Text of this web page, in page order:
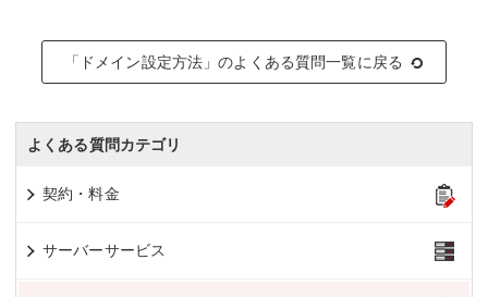
「ドメイン設定方法」のよくある質問一覧に戻る
よくある質問カテゴリ
契約・料金
サーバーサービス